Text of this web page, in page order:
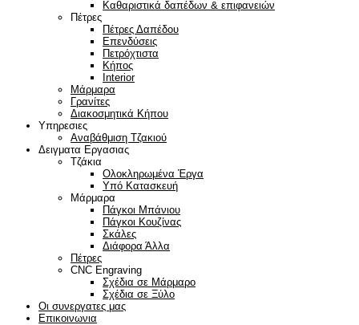
Καθαριστικά δαπέδων & επιφανειών
Πέτρες
Πέτρες Δαπέδου
Επενδύσεις
Πετρόχτιστα
Κήπος
Interior
Μάρμαρα
Γρανίτες
Διακοσμητικά Κήπου
Υπηρεσιες
Αναβάθμιση Τζακιού
Δειγματα Εργασιας
Τζάκια
Ολοκληρωμένα Έργα
Υπό Κατασκευή
Μάρμαρα
Πάγκοι Μπάνιου
Πάγκοι Κουζίνας
Σκάλες
Διάφορα Άλλα
Πέτρες
CNC Engraving
Σχέδια σε Μάρμαρο
Σχέδια σε Ξύλο
Οι συνεργατες μας
Επικοινωνια